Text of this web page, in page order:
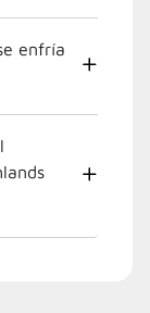
enfría